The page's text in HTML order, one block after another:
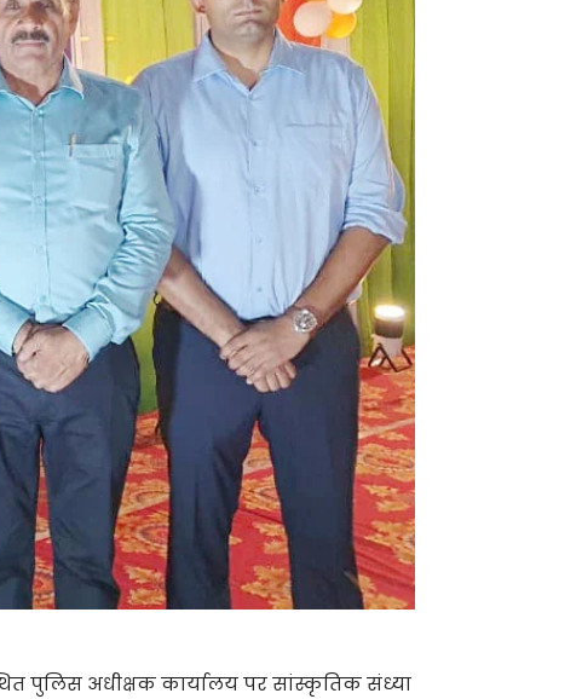
पुलिस अधीक्षक कार्यालय पर सांस्कृतिक संध्या